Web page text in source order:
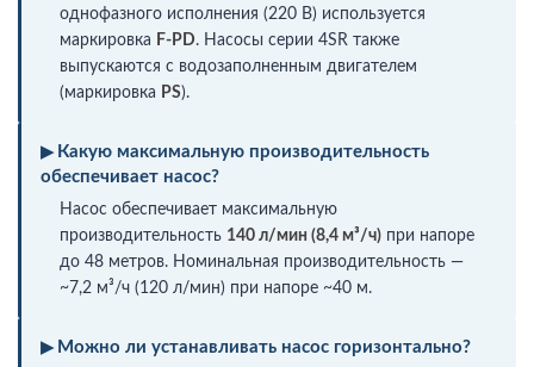
однофазного исполнения (220 В) используется
маркировка F-PD. Насосы серии 4SR также
выпускаются с водозаполненным двигателем
(маркировка PS).
Какую максимальную производительность
обеспечивает насос?
Насос обеспечивает максимальную
производительность 140 л/мин (8,4 м³/ч) при напоре
до 48 метров. Номинальная производительность —
~7,2 м³/ч (120 л/мин) при напоре ~40 м.
Можно ли устанавливать насос горизонтально?